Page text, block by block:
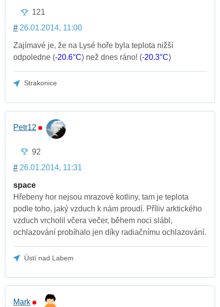
121
# 26.01.2014, 11:00
Zajímavé je, že na Lysé hoře byla teplota nižší
odpoledne (-20.6°C) než dnes ráno! (-20.3°C)
Strakonice
Petr12
92
# 26.01.2014, 11:31
space
Hřebeny hor nejsou mrazové kotliny, tam je teplota
podle toho, jaký vzduch k nám proudí. Příliv arktického
vzduch vrcholil včera večer, během noci slábl,
ochlazování probíhalo jen díky radiačnímu ochlazování.
Ústí nad Labem
Mark